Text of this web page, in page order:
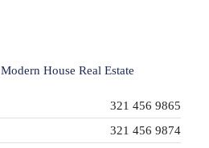
Modern House Real Estate
321 456 9865
321 456 9874